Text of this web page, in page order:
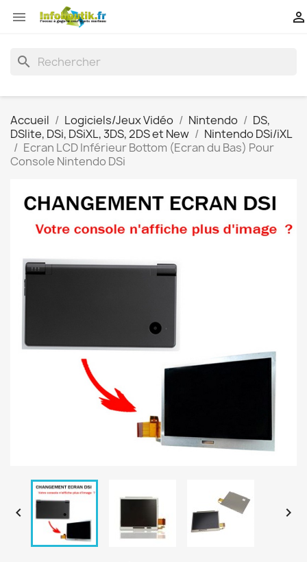
 
search
Accueil Logiciels/Jeux Vidéo Nintendo
DS,
DSlite, DSi, DSiXL, 3DS, 2DS et New
Nintendo DSi/iXL
Ecran LCD Inférieur Bottom (Ecran du Bas) Pour
Console Nintendo DSi
 